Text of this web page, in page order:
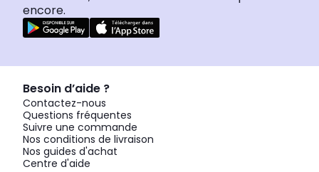
encore.
Besoin d’aide ?
Contactez-nous
Questions fréquentes
Suivre une commande
Nos conditions de livraison
Nos guides d'achat
Centre d'aide